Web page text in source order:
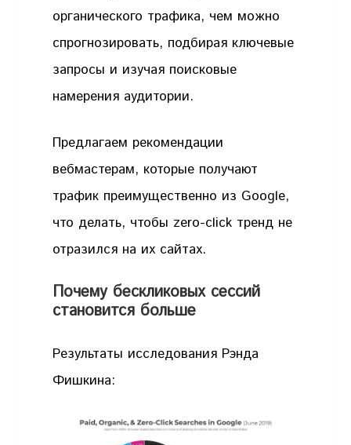
органического трафика, чем можно
спрогнозировать, подбирая ключевые
запросы и изучая поисковые
намерения аудитории.
Предлагаем рекомендации
вебмастерам, которые получают
трафик преимущественно из Google,
что делать, чтобы zero-click тренд не
отразился на их сайтах.
Почему бескликовых сессий
становится больше
Результаты исследования Рэнда
Фишкина: